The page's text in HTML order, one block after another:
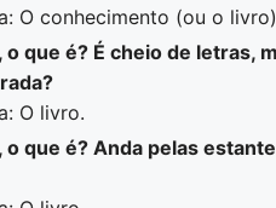
O conhecimento (ou o
o que é? É cheio de letras,
O livro.
o que é? Anda pelas